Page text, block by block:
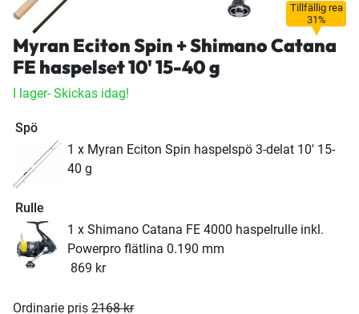
Tillfällig rea
31%
Myran Eciton Spin + Shimano Catana
FE haspelset 10' 15-40 g
I lager- Skickas idag!
Spö
1 x Myran Eciton Spin haspelspö 3-delat 10' 15-
40 g
Rulle
1 x Shimano Catana FE 4000 haspelrulle inkl.
Powerpro flätlina 0.190 mm
869 kr
Ordinarie pris 2168 kr